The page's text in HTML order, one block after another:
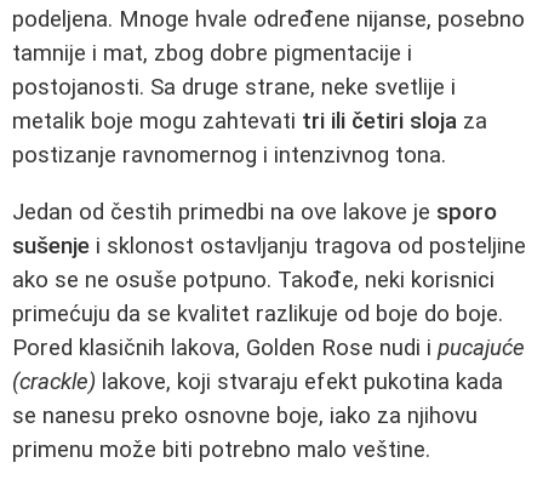
podeljena. Mnoge hvale određene nijanse, posebno
tamnije i mat, zbog dobre pigmentacije i
postojanosti. Sa druge strane, neke svetlije i
metalik boje mogu zahtevati tri ili četiri sloja za
postizanje ravnomernog i intenzivnog tona.
Jedan od čestih primedbi na ove lakove je sporo
sušenje i sklonost ostavljanju tragova od posteljine
ako se ne osuše potpuno. Takođe, neki korisnici
primećuju da se kvalitet razlikuje od boje do boje.
Pored klasičnih lakova, Golden Rose nudi i pucajuće
(crackle) lakove, koji stvaraju efekt pukotina kada
se nanesu preko osnovne boje, iako za njihovu
primenu može biti potrebno malo veštine.